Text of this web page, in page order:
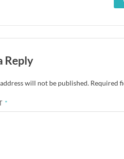
Reply
will not be published. Required
*